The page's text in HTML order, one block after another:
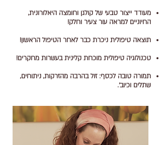
מעודד ייצור טבעי של קולגן וחומצה היאלורונית,
החיוניים למראה עור צעיר וחלק!
תוצאה טיפולית ניכרת כבר לאחר הטיפול הראשון!
טכנולוגיה טיפולית מוכחת קלינית בעשרות מחקרים!
תמורה טובה לכסף: זול בהרבה מהזרקות, ניתוחים,
שתלים וכיוב'.